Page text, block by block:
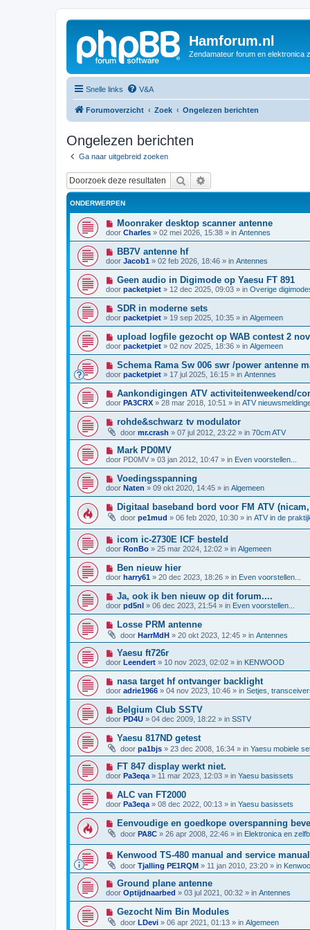
Hamforum.nl
Zendamateur forum en elektronica
Snelle links V&A
Forumoverzicht Zoek Ongelezen berichten
Ongelezen berichten
Ga naar uitgebreid zoeken
Zoek
ONDERWERPEN
N
i
e
u
w
b
e
i
c
h
Moonraker desktop scanner antenne
door Charles » 02 mei 2026, 15:38 » in Antennes
N
i
e
w
b
e
i
c
BB7V antenne hf
door Jacob1 » 02 feb 2026, 18:46 » in Antennes
N
i
e
u
w
b
e
i
c
h
Geen audio in Digimode op Yaesu FT 891
door packetpiet » 12 dec 2025, 09:03 » in Overige
N
i
e
w
b
e
i
c
SDR in moderne sets
door packetpiet » 19 sep 2025, 10:35 » in Algemeen
N
i
e
u
w
b
e
i
c
upload logfile gezocht op WAB contest 2
door packetpiet » 02 nov 2025, 18:36 » in Algemeen
N
i
e
w
b
e
i
c
h
Schema Rama Sw 006 swr /power antenne
door packetpiet » 17 jul 2025, 16:15 » in Antennes
N
i
e
w
b
e
i
c
h
Aankondigingen ATV activiteitenweekend/
door PA3CRX » 28 mar 2018, 10:51 » in ATV
N
e
u
w
b
e
i
c
h
rohde&schwarz tv modulator
door mr.crash » 07 jul 2012, 23:22 » in 70cm ATV
N
i
e
u
w
b
e
i
c
h
Mark PD0MV
door PD0MV » 03 jan 2012, 10:47 » in Even voorstellen...
N
i
e
u
w
b
c
h
Voedingsspanning
door Naten » 09 okt 2020, 14:45 » in Algemeen
N
e
u
w
b
c
h
Digitaal baseband bord voor FM ATV
door pe1mud » 06 feb 2020, 10:30 » in ATV in de
N
i
e
u
w
b
e
i
c
h
icom ic-2730E ICF besteld
door RonBo » 25 mar 2024, 12:02 » in Algemeen
N
i
e
w
b
e
i
c
h
Ben nieuw hier
door harry61 » 20 dec 2023, 18:26 » in Even voorstellen...
N
i
e
u
w
b
e
i
c
Ja, ook ik ben nieuw op dit forum....
door pd5nl » 06 dec 2023, 21:54 » in Even voorstellen...
N
e
u
w
b
e
i
c
h
Losse PRM antenne
door HarrMdH » 20 okt 2023, 12:45 » in Antennes
N
i
e
w
b
e
i
c
h
Yaesu ft726r
door Leendert » 10 nov 2023, 02:02 » in KENWOOD
N
i
e
u
w
b
e
i
c
h
nasa target hf ontvanger backlight
door adrie1966 » 04 nov 2023, 10:46 » in Setjes,
N
i
e
u
w
b
e
i
c
Belgium Club SSTV
door PD4U » 04 dec 2009, 18:22 » in SSTV
N
e
u
w
b
e
i
c
h
Yaesu 817ND getest
door pa1bjs » 23 dec 2008, 16:34 » in Yaesu mobiele
N
i
e
w
b
e
i
c
h
FT 847 display werkt niet.
door Pa3eqa » 11 mar 2023, 12:03 » in Yaesu basissets
N
i
e
u
w
b
e
c
h
ALC van FT2000
door Pa3eqa » 08 dec 2022, 00:13 » in Yaesu basissets
N
e
u
w
b
e
c
h
Eenvoudige en goedkope overspanning
door PA8C » 26 apr 2008, 22:46 » in Elektronica en
N
e
w
b
e
i
c
Kenwood TS-480 manual and service manual
door Tjalling PE1RQM » 11 jan 2010, 23:20 » in
N
i
w
b
Ground plane antenne
door Optijdnaarbed » 03 jul 2021, 00:32 » in Antennes
N
e
Gezocht Nim Bin Modules
door LDevi » 06 apr 2021, 01:13 » in Algemeen